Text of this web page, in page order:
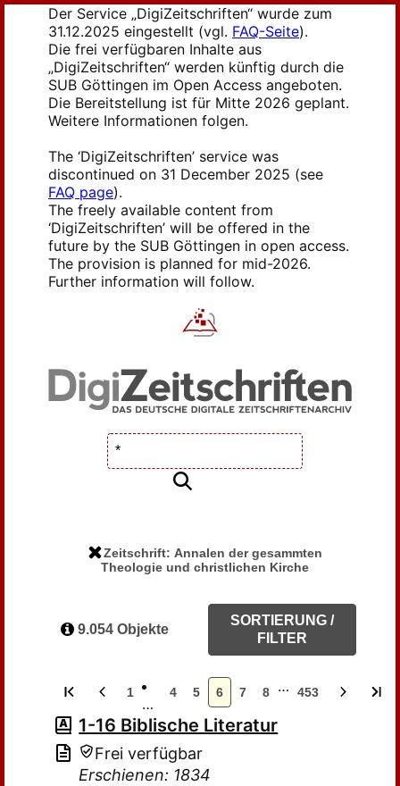
Der Service „DigiZeitschriften“ wurde zum
31.12.2025 eingestellt (vgl. FAQ-Seite).
Die frei verfügbaren Inhalte aus
„DigiZeitschriften“ werden künftig durch die
SUB Göttingen im Open Access angeboten.
Die Bereitstellung ist für Mitte 2026 geplant.
Weitere Informationen folgen.
The ‘DigiZeitschriften’ service was
discontinued on 31 December 2025 (see
FAQ page).
The freely available content from
‘DigiZeitschriften’ will be offered in the
future by the SUB Göttingen in open access.
The provision is planned for mid-2026.
Further information will follow.
Zeitschrift: Annalen der gesammten
Theologie und christlichen Kirche
9.054 Objekte
SORTIERUNG /
FILTER
1
…
4 5 6 7 8 … 453
1-16 Biblische Literatur
Frei verfügbar
Erschienen: 1834